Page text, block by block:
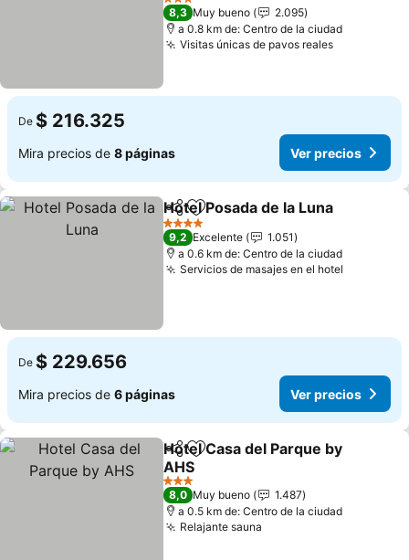
3 Estrellas
8,3 Muy bueno
2.095
a 0.8 km de: Centro de la ciudad
Visitas únicas de pavos reales
De $ 216.325
Mira precios de 8 páginas Ver precios
CompartirAgregar a favoritos
Hotel Posada de la Luna
4 Estrellas
9,2 Excelente
1.051
a 0.6 km de: Centro de la ciudad
Servicios de masajes en el hotel
De $ 229.656
Mira precios de 6 páginas Ver precios
CompartirAgregar a favoritos
Hotel Casa del Parque by
AHS
3 Estrellas
8,0 Muy bueno
1.487
a 0.5 km de: Centro de la ciudad
Relajante sauna